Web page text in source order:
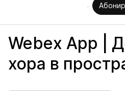
Webex App |
хора в